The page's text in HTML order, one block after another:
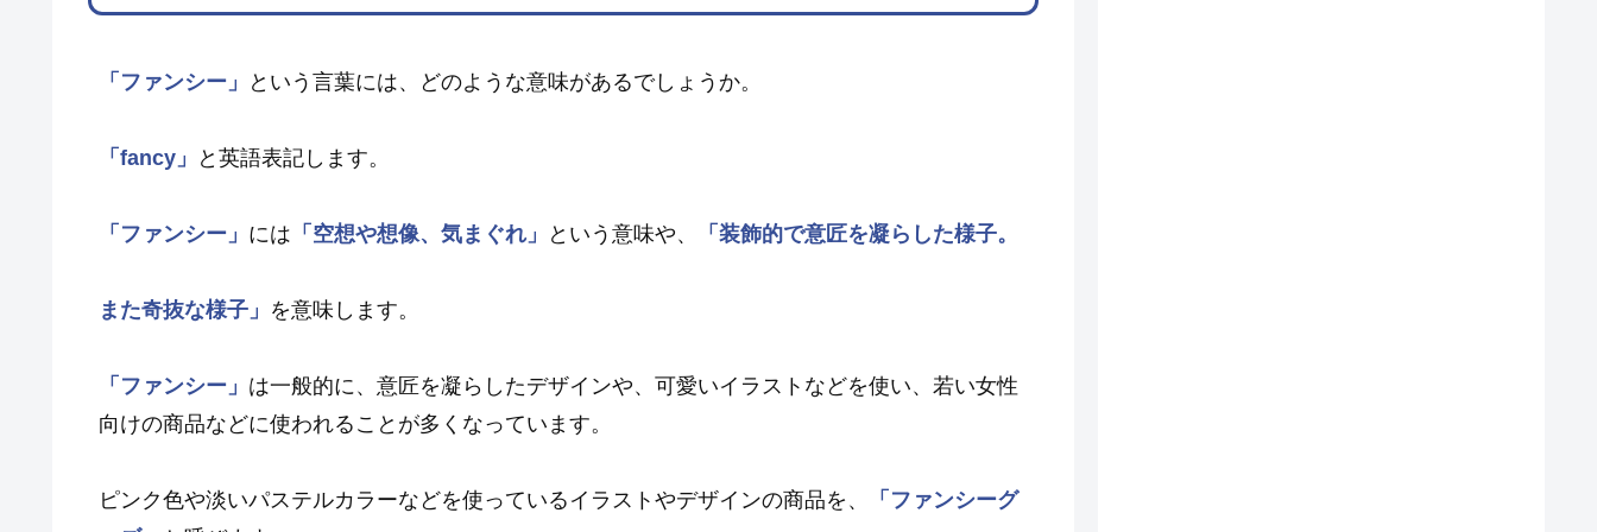
「ファンシー」 という言葉には、どのような意味があるでしょうか。
「fancy」 と英語表記します。
「ファンシー」 には 「空想や想像、気まぐれ」 という意味や、 「装飾的で意匠を凝らした様子。
また奇抜な様子」 を意味します。
「ファンシー」 は一般的に、意匠を凝らしたデザインや、可愛いイラストなどを使い、若い女性
向けの商品などに使われることが多くなっています。
ピンク色や淡いパステルカラーなどを使っているイラストやデザインの商品を、
「ファンシーグ